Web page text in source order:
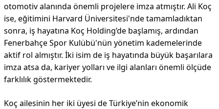
otomotiv alanında önemli projelere imza atmıştır. Ali Koç
ise, eğitimini Harvard Üniversitesi'nde tamamladıktan
sonra, iş hayatına Koç Holding’de başlamış, ardından
Fenerbahçe Spor Kulübü'nün yönetim kademelerinde
aktif rol almıştır. İki isim de iş hayatında büyük başarılara
imza atsa da, kariyer yolları ve ilgi alanları önemli ölçüde
farklılık göstermektedir.
Koç ailesinin her iki üyesi de Türkiye’nin ekonomik